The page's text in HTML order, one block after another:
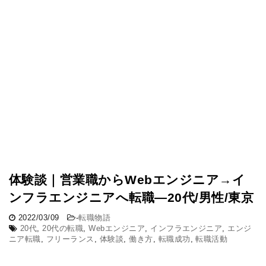
体験談｜営業職からWebエンジニア→イ
ンフラエンジニアへ転職―20代/男性/東京
2022/03/09 -転職物語
20代,20代の転職,Webエンジニア, インフラエンジニア, エンジ
ニア転職, フリーランス , 体験談,働き方, 転職成功 ,転職活動